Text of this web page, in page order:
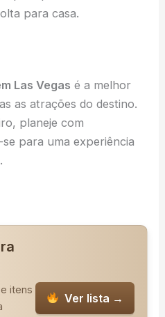
para casa.
Las Vegas é a melhor
as atrações do destino.
planeje com
para uma experiência
itens
Ver lista →